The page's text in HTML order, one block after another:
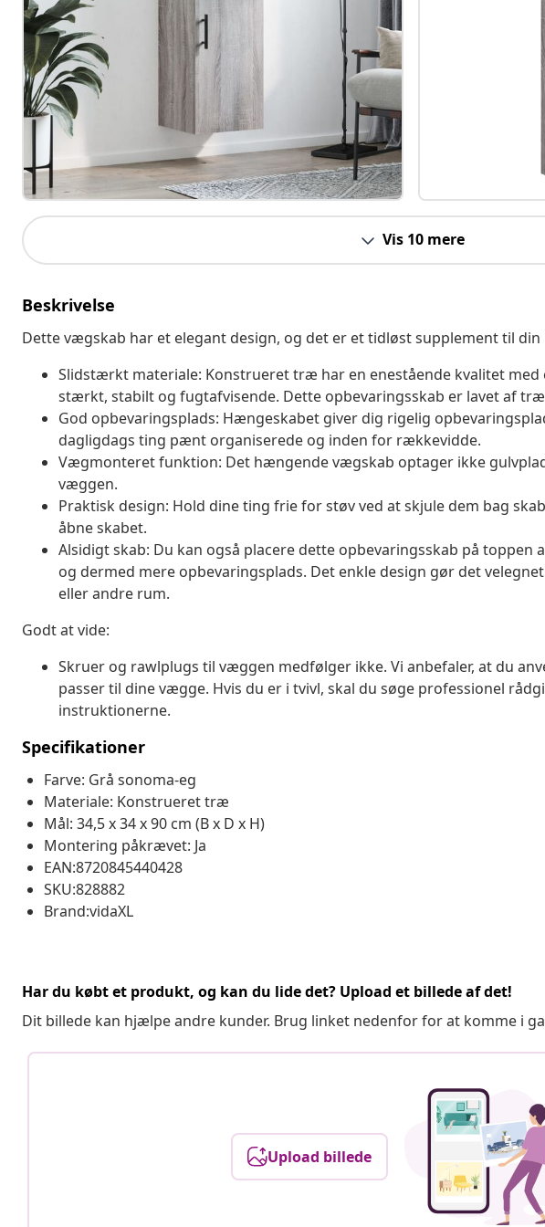
Vis 10 mere
Beskrivelse
Dette vægskab har et elegant design, og det er et tidløst supplement til
Slidstærkt materiale: Konstrueret træ har en enestående kvalitet med
stærkt, stabilt og fugtafvisende. Dette opbevaringsskab er lavet af
God opbevaringsplads: Hængeskabet giver dig rigelig
dagligdags ting pænt organiserede og inden for rækkevidde.
Vægmonteret funktion: Det hængende vægskab optager ikke
væggen.
Praktisk design: Hold dine ting frie for støv ved at skjule dem bag
åbne skabet.
Alsidigt skab: Du kan også placere dette opbevaringsskab på toppen
og dermed mere opbevaringsplads. Det enkle design gør det
eller andre rum.
Godt at vide:
Skruer og rawlplugs til væggen medfølger ikke. Vi anbefaler, at du
passer til dine vægge. Hvis du er i tvivl, skal du søge professionel
instruktionerne.
Specifikationer
Farve: Grå sonoma-eg
Materiale: Konstrueret træ
Mål: 34,5 x 34 x 90 cm (B x D x H)
Montering påkrævet: Ja
EAN:8720845440428
SKU:828882
Brand:vidaXL
Har du købt et produkt, og kan du lide det? Upload et billede af det!
Dit billede kan hjælpe andre kunder. Brug linket nedenfor for at komme i
Upload billede